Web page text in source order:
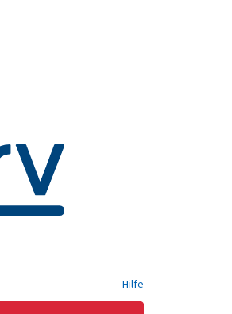
Hilfe